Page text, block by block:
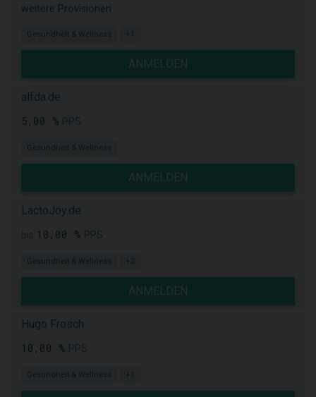
weitere Provisionen
Gesundheit & Wellness +1
ANMELDEN
alfda.de
5,00 %
Gesundheit & Wellness
ANMELDEN
LactoJoy.de
10,00 %
Gesundheit & Wellness +2
ANMELDEN
Hugo Frosch
10,00 %
Gesundheit & Wellness +1